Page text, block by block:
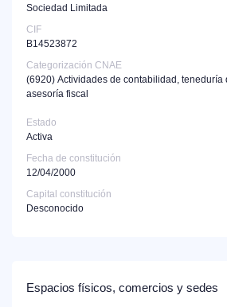
Sociedad Limitada
CIF
B14523872
Categorización CNAE
(6920) Actividades de contabilidad, teneduría
asesoría fiscal
Estado
Activa
Fecha de constitución
12/04/2000
Capital constitución
Desconocido
Espacios físicos, comercios y sedes